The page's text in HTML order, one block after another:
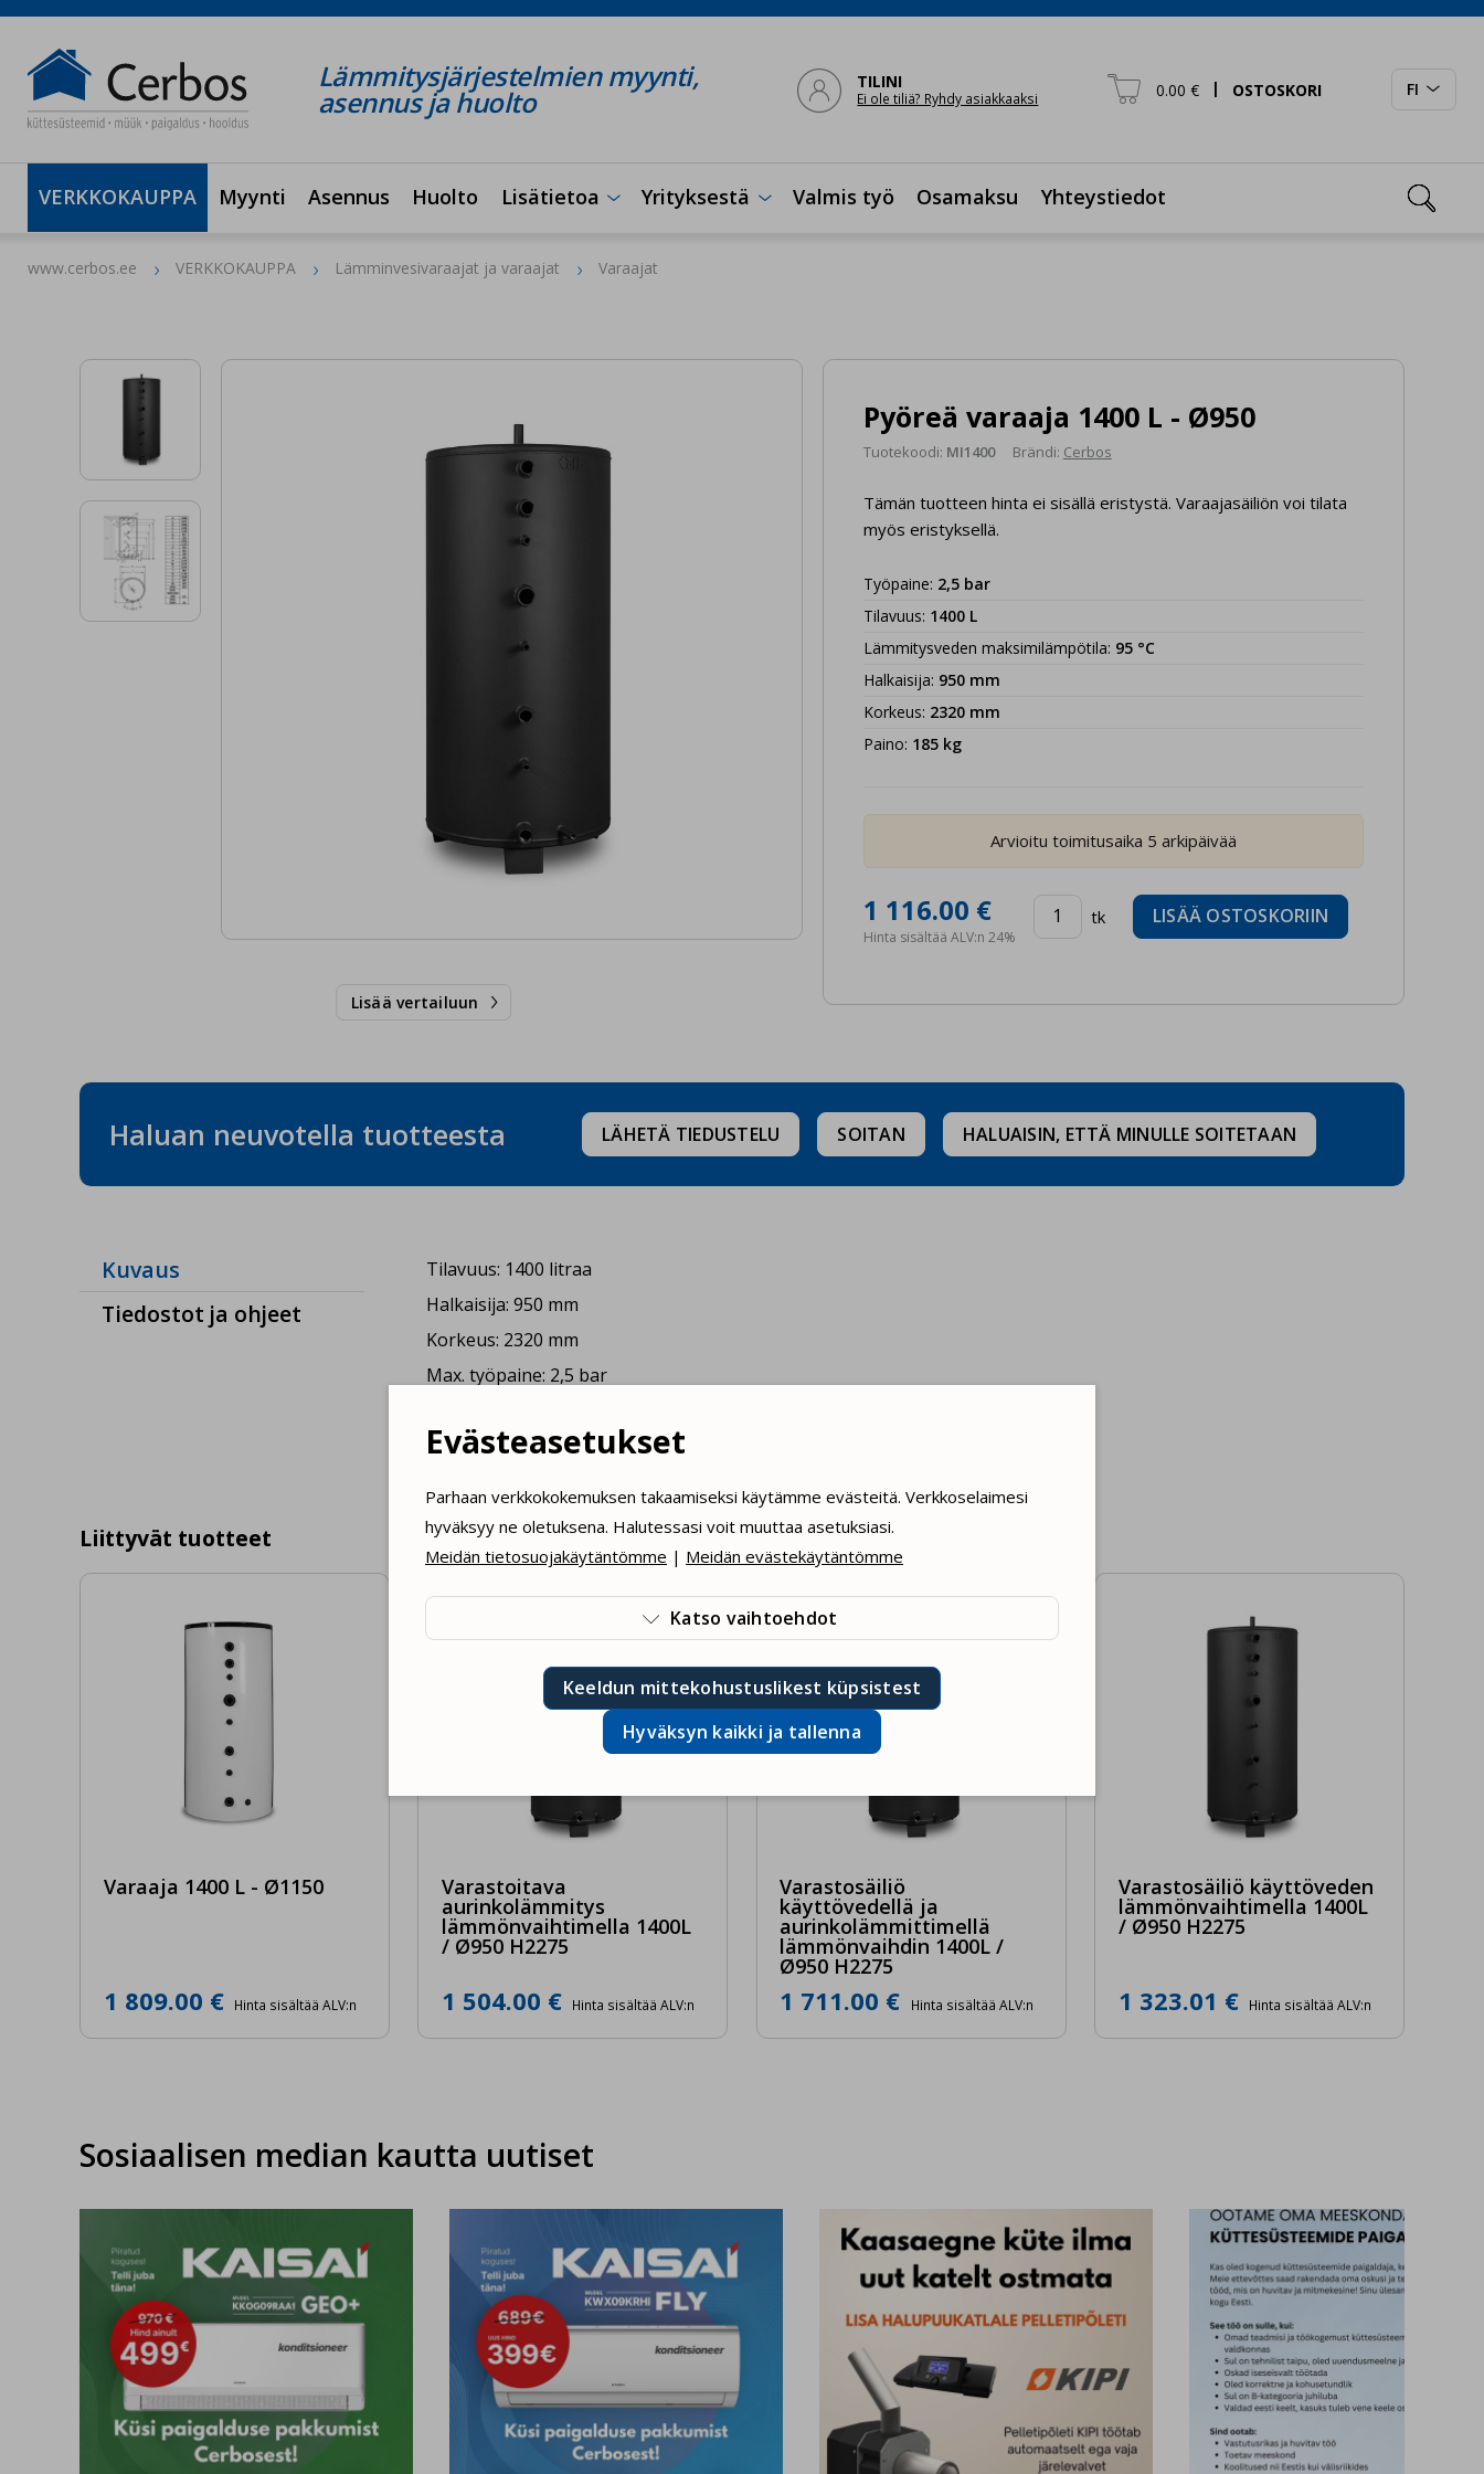
Lämmitysjärjestelmien myynti,
asennus ja huolto  TILINI
Ei ole tiliä? Ryhdy asiakkaaksi  0.00 € | OSTOSKORI FI 
VERKKOKAUPPA Myynti Asennus Huolto Lisätietoa  Yrityksestä  Valmis työ Osamaksu Yhteystiedot 
www.cerbos.ee VERKKOKAUPPA Lämminvesivaraajat ja varaajat Varaajat
Lisää vertailuun 
Pyöreä varaaja 1400 L - Ø950
Tuotekoodi: MI1400 Brändi: Cerbos
Tämän tuotteen hinta ei sisällä eristystä. Varaajasäiliön voi tilata
myös eristyksellä.
Työpaine: 2,5 bar
Tilavuus: 1400 L
Lämmitysveden maksimilämpötila: 95 °C
Halkaisija: 950 mm
Korkeus: 2320 mm
Paino: 185 kg
Arvioitu toimitusaika 5 arkipäivää
1 116.00 €
Hinta sisältää ALV:n 24%
tk LISÄÄ OSTOSKORIIN
Haluan neuvotella tuotteesta LÄHETÄ TIEDUSTELU SOITAN HALUAISIN, ETTÄ MINULLE SOITETAAN
Kuvaus
Tiedostot ja ohjeet
Tilavuus: 1400 litraa
Halkaisija: 950 mm
Korkeus: 2320 mm
Max. työpaine: 2,5 bar
Max. lämpötila: 95°C
Liittyvät tuotteet
Varaaja 1400 L - Ø1150
1 809.00 € Hinta sisältää ALV:n
Varastoitava
aurinkolämmitys
lämmönvaihtimella 1400L
/ Ø950 H2275
1 504.00 € Hinta sisältää ALV:n
Varastosäiliö
käyttövedellä ja
aurinkolämmittimellä
lämmönvaihdin 1400L /
Ø950 H2275
1 711.00 € Hinta sisältää ALV:n
Varastosäiliö käyttöveden
lämmönvaihtimella 1400L
/ Ø950 H2275
1 323.01 € Hinta sisältää ALV:n
Sosiaalisen median kautta uutiset
Evästeasetukset
Parhaan verkkokokemuksen takaamiseksi käytämme evästeitä. Verkkoselaimesi
hyväksyy ne oletuksena. Halutessasi voit muuttaa asetuksiasi.
Meidän tietosuojakäytäntömme | Meidän evästekäytäntömme
 Katso vaihtoehdot
Käytämme teknisiä evästeitä, jotka ovat välttämättömiä verkkosivuston
toiminnalle. Laillisesti pakolliset evästeet.
Hyväksyn tilastolliset evästeet. Ne mahdollistavat esimerkiksi verkkoliikenteen
Hyväksyn palautepalautteen evästeet. Käytämme niitä sinulle räätälöityjen
mainossisältöjen avulla.
mieltymyksesi.
Hyväksyn ja tallenna
Keeldun mittekohustuslikest küpsistest
Hyväksyn kaikki ja tallenna